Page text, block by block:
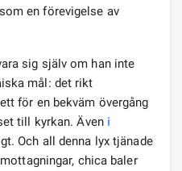
en förevigelse av
sig själv om han inte
mål: det rikt
för en bekväm övergång
till kyrkan. Även i
Och all denna lyx tjänade
chica baler